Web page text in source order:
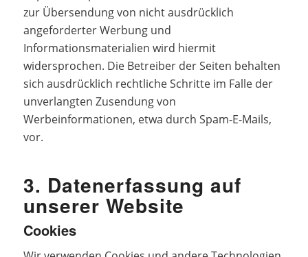
zur Übersendung von nicht ausdrücklich
angeforderter Werbung und
Informationsmaterialien wird hiermit
widersprochen. Die Betreiber der Seiten behalten
sich ausdrücklich rechtliche Schritte im Falle der
unverlangten Zusendung von
Werbeinformationen, etwa durch Spam-E-Mails,
vor.
3. Datenerfassung auf
unserer Website
Cookies